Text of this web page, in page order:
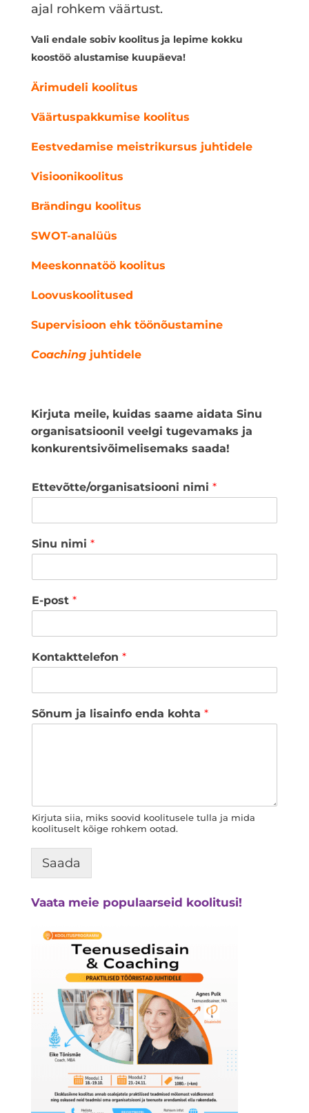
ajal rohkem väärtust.
Vali endale sobiv koolitus ja lepime kokku
koostöö alustamise kuupäeva!
Ärimudeli koolitus
Väärtuspakkumise koolitus
Eestvedamise meistrikursus juhtidele
Visioonikoolitus
Brändingu koolitus
SWOT-analüüs
Meeskonnatöö koolitus
Loovuskoolitused
Supervisioon ehk töönõustamine
Coachingjuhtidele
Kirjuta meile, kuidas saame aidata Sinu
organisatsioonil veelgi tugevamaks ja
konkurentsivõimelisemaks saada!
Ettevõtte/organisatsiooni nimi *
Sinu nimi *
E-post *
Kontakttelefon *
Sõnum ja lisainfo enda kohta *
Kirjuta siia, miks soovid koolitusele tulla ja mida
koolituselt kõige rohkem ootad.
Saada
Vaata meie populaarseid koolitusi!